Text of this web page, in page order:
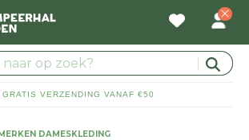
GRATIS VERZENDING VANAF €50
DAMESKLEDING